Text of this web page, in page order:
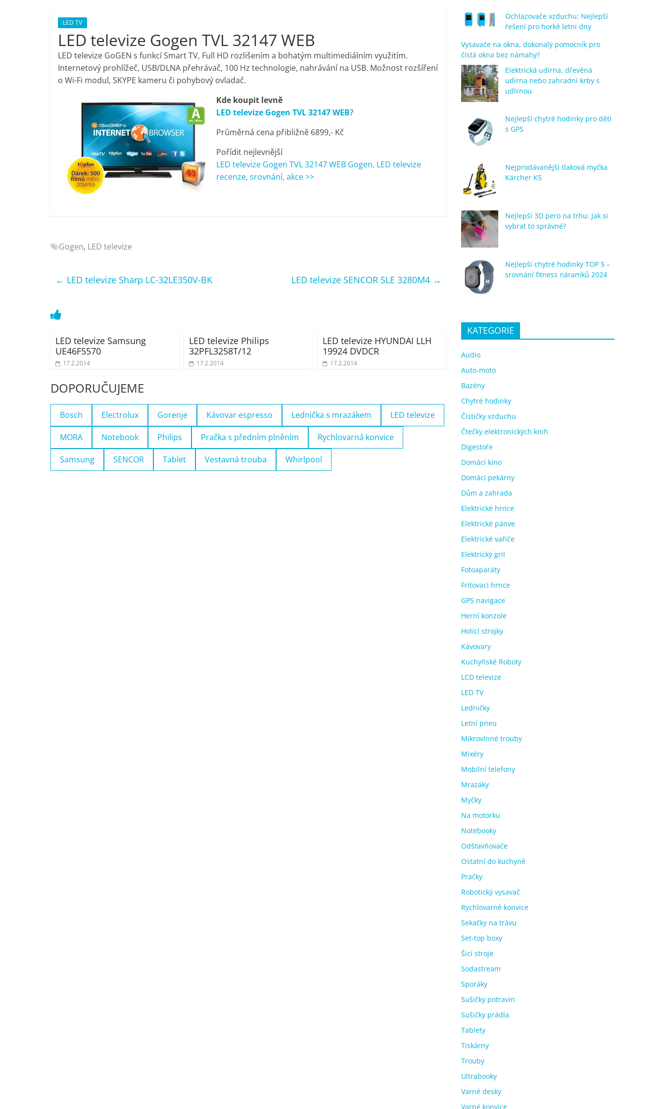
porovnání,
pračky,
televize,
notebooky,
mobilní
telefony,
kávovary,
elektronika
OK,
televize,
mobilní
telefony,
kávovary,
LED TV
LED televize Gogen TVL 32147 WEB
LED televize GoGEN s funkcí Smart TV, Full HD rozlišením a bohatým multimediálním využitím.
Internetový prohlížeč, USB/DLNA přehrávač, 100 Hz technologie, nahrávání na USB. Možnost rozšíření
o Wi-Fi modul, SKYPE kameru či pohybový ovladač.
Kde koupit levně
LED televize Gogen TVL 32147 WEB?
Průměrná cena přibližně 6899,- Kč
Pořídit nejlevnější
LED televize Gogen TVL 32147 WEB Gogen, LED televize
recenze, srovnání, akce >>
Gogen, LED televize
← LED televize Sharp LC-32LE350V-BK LED televize SENCOR SLE 3280M4 →
LED televize Samsung
UE46F5570
17.2.2014
LED televize Philips
32PFL3258T/12
17.2.2014
LED televize HYUNDAI LLH
19924 DVDCR
17.2.2014
DOPORUČUJEME
Bosch Electrolux Gorenje Kávovar espresso Lednička s mrazákem LED televize
MORA Notebook Philips Pračka s předním plněním Rychlovarná konvice
Samsung SENCOR Tablet Vestavná trouba Whirlpool
Ochlazovače vzduchu: Nejlepší
řešení pro horké letní dny
Vysavače na okna, dokonalý pomocník pro
čistá okna bez námahy?
Elektrická udírna, dřevěná
udírna nebo zahradní krby s
udírnou
Nejlepší chytré hodinky pro děti
s GPS
Nejprodávanější tlaková myčka
Kärcher K5
Nejlepší 3D pero na trhu: Jak si
vybrat to správné?
Nejlepší chytré hodinky TOP 5 –
srovnání fitness náramků 2024
KATEGORIE
Audio
Auto-moto
Bazény
Chytré hodinky
Čističky vzduchu
Čtečky elektronických knih
Digestoře
Domácí kino
Domácí pekárny
Dům a zahrada
Elektrické hrnce
Elektrické pánve
Elektrické vařiče
Elektrický gril
Fotoaparáty
Fritovací hrnce
GPS navigace
Herní konzole
Holicí strojky
Kávovary
Kuchyňské Roboty
LCD televize
LED TV
Ledničky
Letní pneu
Mikrovlnné trouby
Mixéry
Mobilní telefony
Mrazáky
Myčky
Na motorku
Notebooky
Odšťavňovače
Ostatní do kuchyně
Pračky
Robotický vysavač
Rychlovarné konvice
Sekačky na trávu
Set-top boxy
Šicí stroje
Sodastream
Sporáky
Sušičky potravin
Sušičky prádla
Tablety
Tiskárny
Trouby
Ultrabooky
Varné desky
Varné konvice